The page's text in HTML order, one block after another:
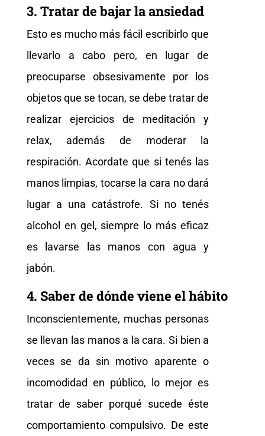
3. Tratar de bajar la ansiedad
Esto es mucho más fácil escribirlo que
llevarlo a cabo pero, en lugar de
preocuparse obsesivamente por los
objetos que se tocan, se debe tratar de
realizar ejercicios de meditación y
relax, además de moderar la
respiración. Acordate que si tenés las
manos limpias, tocarse la cara no dará
lugar a una catástrofe. Si no tenés
alcohol en gel, siempre lo más eficaz
es lavarse las manos con agua y
jabón.
4. Saber de dónde viene el hábito
Inconscientemente, muchas personas
se llevan las manos a la cara. Si bien a
veces se da sin motivo aparente o
incomodidad en público, lo mejor es
tratar de saber porqué sucede éste
comportamiento compulsivo. De este